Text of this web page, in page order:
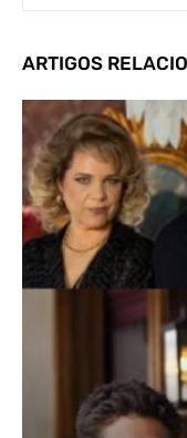
ARTIGOS